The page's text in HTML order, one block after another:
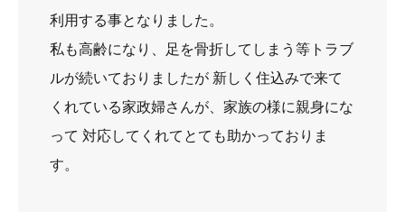
利用する事となりました。
私も高齢になり、足を骨折してしまう等トラブ
ルが続いておりましたが 新しく住込みで来て
くれている家政婦さんが、家族の様に親身にな
って 対応してくれてとても助かっておりま
す。